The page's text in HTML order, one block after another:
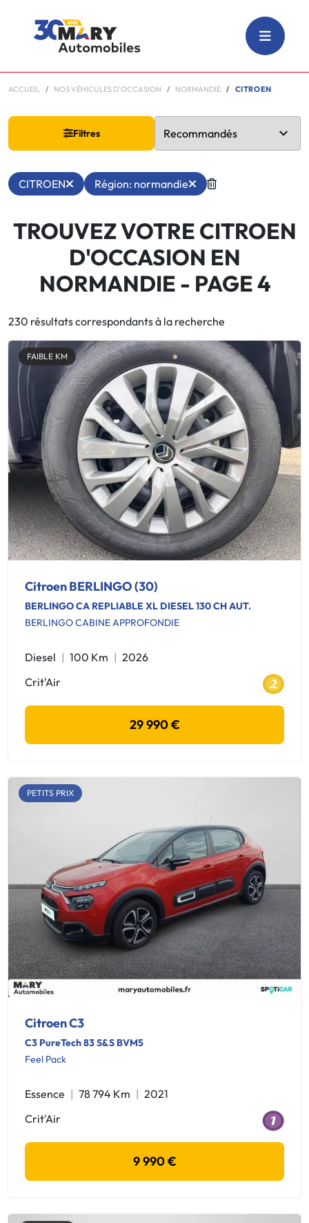
ACCUEIL NOS VÉHICULES D'OCCASION NORMANDIE CITROEN
Filtres
CITROEN Région: normandie
TROUVEZ VOTRE CITROEN
D'OCCASION EN
NORMANDIE - PAGE 4
230 résultats correspondants à la recherche
FAIBLE KM
Citroen BERLINGO (30)
BERLINGO CA REPLIABLE XL DIESEL 130 CH AUT.
BERLINGO CABINE APPROFONDIE
Diesel 100 Km
2026
Crit'Air
29 990 €
PETITS PRIX
Citroen C3
C3 PureTech 83 S&S BVM5
Feel Pack
Essence 78 794 Km
2021
Crit'Air
9 990 €